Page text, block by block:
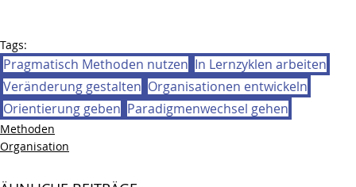
Tags:
Pragmatisch Methoden nutzen In Lernzyklen arbeiten
Veränderung gestalten Organisationen entwickeln
Orientierung geben Paradigmenwechsel gehen
Methoden
Organisation